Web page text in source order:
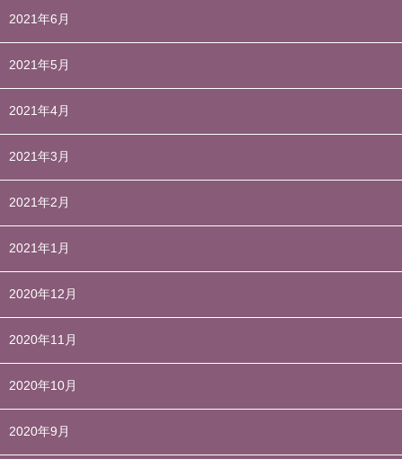
2021年6月
2021年5月
2021年4月
2021年3月
2021年2月
2021年1月
2020年12月
2020年11月
2020年10月
2020年9月